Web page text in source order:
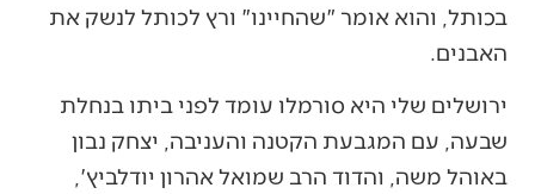
בכותל, והוא אומר "שהחיינו" ורץ לכותל לנשק את
האבנים.
ירושלים שלי היא סורמלו עומד לפני ביתו בנחלת
שבעה, עם המגבעת הקטנה והעניבה, יצחק נבון
באוהל משה, והדוד הרב שמואל אהרון יודלביץ',